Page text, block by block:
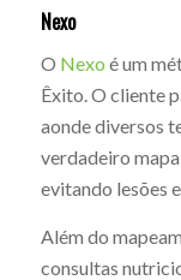
Nexo
O Nexo é um
Êxito. O cliente
aonde diversos
verdadeiro
evitando lesões
Além do
consultas